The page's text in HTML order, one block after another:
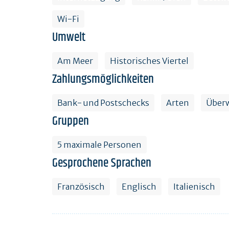
Wi-Fi
Umwelt
Am Meer Historisches Viertel
Zahlungsmöglichkeiten
Bank- und Postschecks Arten
Gruppen
5 maximale Personen
Gesprochene Sprachen
Französisch Englisch Italienisch